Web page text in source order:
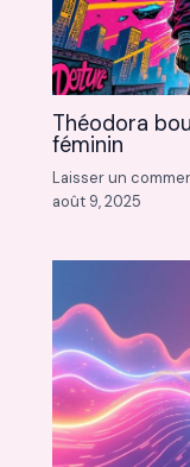
Théodora
féminin
Laisser un
août 9, 2025